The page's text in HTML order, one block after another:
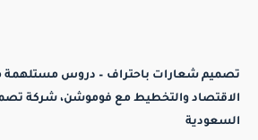
تصميم شعارات باحتراف – دروس مستلهمة
الاقتصاد والتخطيط مع فوموشن، شركة
السعودية